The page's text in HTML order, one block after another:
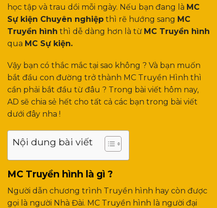
học tập và trau dồi mỗi ngày. Nếu bạn đang là MC
Sự kiện Chuyên nghiệp thì rẽ hướng sang MC
Truyền hình thì dễ dàng hơn là từ MC Truyền hình
qua MC Sự kiện.
Vậy bạn có thắc mắc tại sao không ? Và bạn muốn
bắt đầu con đường trở thành MC Truyền Hình thì
cần phải bắt đầu từ đâu ? Trong bài viết hôm nay,
AD sẽ chia sẻ hết cho tất cả các bạn trong bài viết
dưới đây nha !
Nội dung bài viết
MC Truyền hình là gì ?
Người dẫn chương trình Truyền hình hay còn được
gọi là người Nhà Đài. MC Truyền hình là người đại